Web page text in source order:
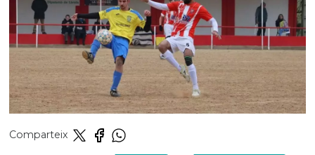
Comparteix